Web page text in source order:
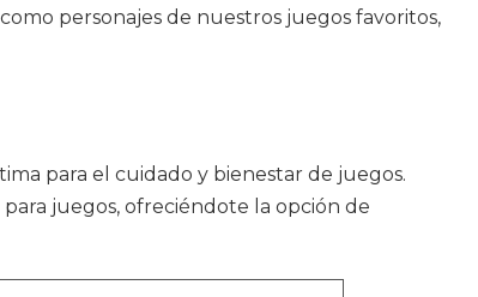
personajes de nuestros juegos favoritos,
para el cuidado y bienestar de juegos.
juegos, ofreciéndote la opción de